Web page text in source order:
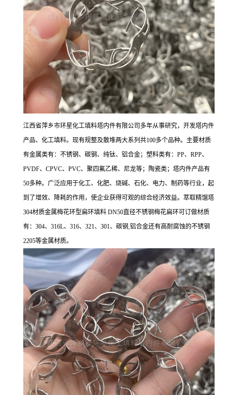
江西省萍乡市环星化工填料塔内件有限公司多年从事研究，开发塔内件
产品、化工填料。现有规整及散堆两大系列共100多个品种。主要材质
有金属类有：不锈钢、碳钢、纯钛、铝合金；塑料类有：PP、RPP、
PVDF、CPVC、PVC、聚四氟乙稀、尼龙等；陶瓷类；塔内件产品有
50多种。广泛应用于化工、化肥、烧碱、石化、电力、制药等行业，起
到了增效、降耗的作用，使企业获得可观的综合经济效益。 萃取精馏塔
304材质金属梅花环型扁环填料 DN50直径不锈钢梅花扁环可订做材质
有：304、316L、316、321、301、碳钢,铝合金还有高耐腐蚀的不锈钢
2205等金属材质。